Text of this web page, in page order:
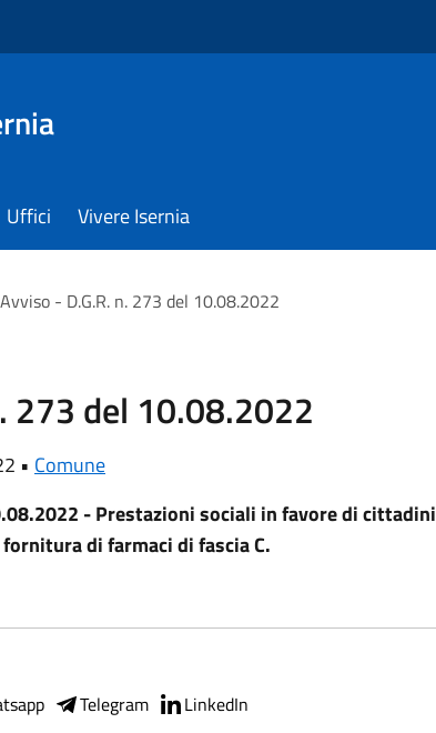
Uffici Vivere Isernia
Avviso - D.G.R. n. 273 del 10.08.2022
273 del 10.08.2022
• Comune
- Prestazioni sociali in favore di cittadini
di farmaci di fascia C.
Telegram LinkedIn